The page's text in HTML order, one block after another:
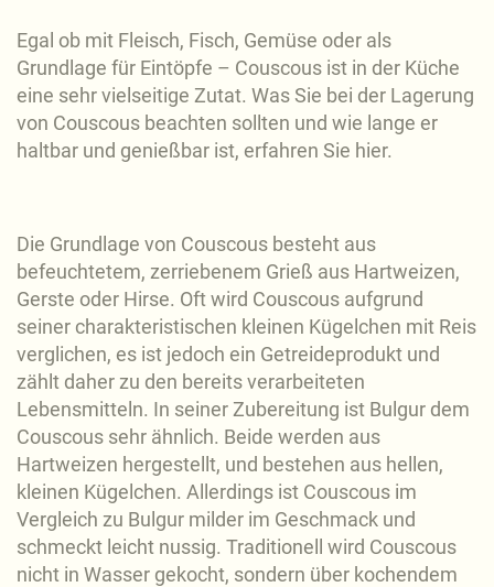
Egal ob mit Fleisch, Fisch, Gemüse oder als
Grundlage für Eintöpfe – Couscous ist in der Küche
eine sehr vielseitige Zutat. Was Sie bei der Lagerung
von Couscous beachten sollten und wie lange er
haltbar und genießbar ist, erfahren Sie hier.
Die Grundlage von Couscous besteht aus
befeuchtetem, zerriebenem Grieß aus Hartweizen,
Gerste oder Hirse. Oft wird Couscous aufgrund
seiner charakteristischen kleinen Kügelchen mit Reis
verglichen, es ist jedoch ein Getreideprodukt und
zählt daher zu den bereits verarbeiteten
Lebensmitteln. In seiner Zubereitung ist Bulgur dem
Couscous sehr ähnlich. Beide werden aus
Hartweizen hergestellt, und bestehen aus hellen,
kleinen Kügelchen. Allerdings ist Couscous im
Vergleich zu Bulgur milder im Geschmack und
schmeckt leicht nussig. Traditionell wird Couscous
nicht in Wasser gekocht, sondern über kochendem